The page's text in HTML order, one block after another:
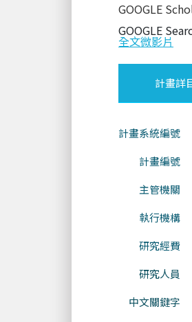
GOOGLE
GOOGLE
全文微影片
計畫詳
計畫系統編號
計畫編號
主管機關
執行機構
研究經費
研究人員
中文關鍵字